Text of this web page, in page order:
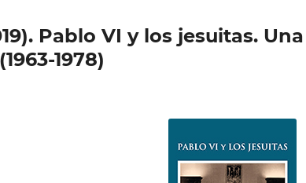
Pablo VI y los jesuitas. Una
1978)